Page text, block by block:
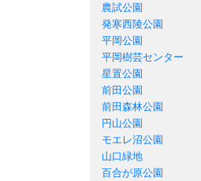
農試公園
発寒西陵公園
平岡公園
平岡樹芸センター
星置公園
前田公園
前田森林公園
円山公園
モエレ沼公園
山口緑地
百合が原公園